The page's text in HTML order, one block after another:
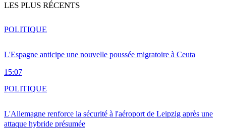
LES PLUS RÉCENTS
L'Espagne anticipe une nouvelle poussée migratoire à Ceuta
15:07
POLITIQUE
L'Allemagne renforce la sécurité à l'aéroport de Leipzig après une
attaque hybride présumée
POLITIQUE